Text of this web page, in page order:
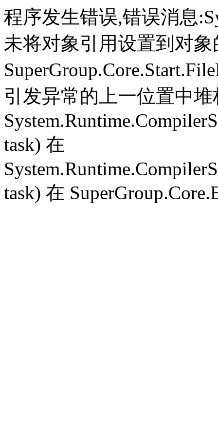
程序发生错误,错误消息
未将对象引用设置到对
引发异常的上一位置中
task) 在
task) 在